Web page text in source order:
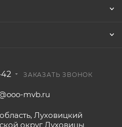
42 ЗАКАЗАТЬ ЗВОНОК
mvb.ru
Луховицкий
округ Луховицы